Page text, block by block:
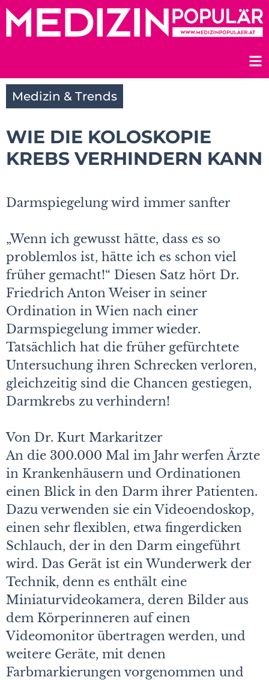
Zum
Inhalt
Medizin & Trends
WIE DIE KOLOSKOPIE
KREBS VERHINDERN KANN
Darmspiegelung wird immer sanfter
„Wenn ich gewusst hätte, dass es so
problemlos ist, hätte ich es schon viel
früher gemacht!“ Diesen Satz hört Dr.
Friedrich Anton Weiser in seiner
Ordination in Wien nach einer
Darmspiegelung immer wieder.
Tatsächlich hat die früher gefürchtete
Untersuchung ihren Schrecken verloren,
gleichzeitig sind die Chancen gestiegen,
Darmkrebs zu verhindern!
Von Dr. Kurt Markaritzer
An die 300.000 Mal im Jahr werfen Ärzte
in Krankenhäusern und Ordinationen
einen Blick in den Darm ihrer Patienten.
Dazu verwenden sie ein Videoendoskop,
einen sehr flexiblen, etwa fingerdicken
Schlauch, der in den Darm eingeführt
wird. Das Gerät ist ein Wunderwerk der
Technik, denn es enthält eine
Miniaturvideokamera, deren Bilder aus
dem Körperinneren auf einen
Videomonitor übertragen werden, und
weitere Geräte, mit denen
Farbmarkierungen vorgenommen und